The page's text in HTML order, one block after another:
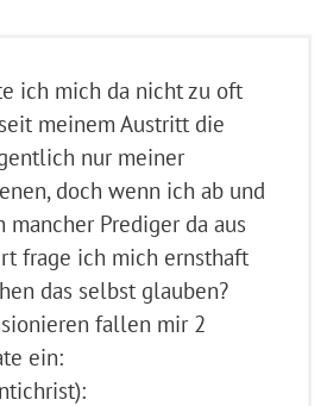
ich mich da nicht zu oft
meinem Austritt die
nur meiner
doch wenn ich ab und
mancher Prediger da aus
frage ich mich ernsthaft
das selbst glauben?
fallen mir 2
ein: